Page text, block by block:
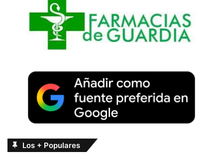
Los + Populares